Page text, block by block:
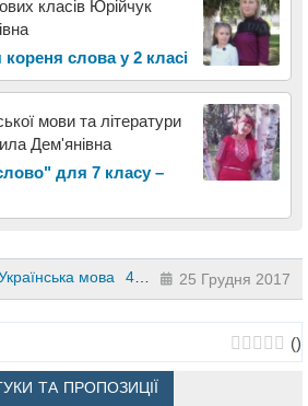
класiв Юрiйчук
слова у 2 класі
мови та літератури
Дем'янівна
для 7 класу –
мова 4 клас 25 Грудня 2017
()
ТА ПРОПОЗИЦІЇ